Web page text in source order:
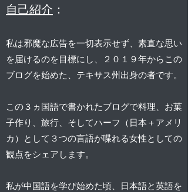
自己紹介 ：
私は邪魔な広告を一切表示せず、素直な思い
を届けるのを目標にし、２０１９年からこの
ブログを始めた、 テキサス州出身の者です。
この３ヵ国語で書かれたブログで料理、お菓
子作り、旅行、そしてハーフ（日本＋アメリ
カ）として３つの言語が喋れる女性としての
観点をシェアします。
私が中国語を学び始めた頃、日本語と英語を